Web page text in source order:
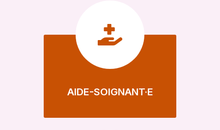
AIDE-SOIGNANT·E